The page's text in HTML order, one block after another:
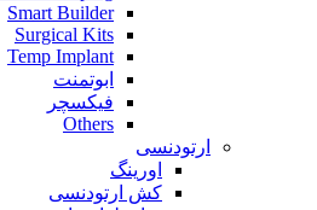
Smart Builder
Surgical Kits
Temp Implant
ابوتمنت
فیکسچر
Others
ارتودنسی
اورینگ
کش ارتودنسی